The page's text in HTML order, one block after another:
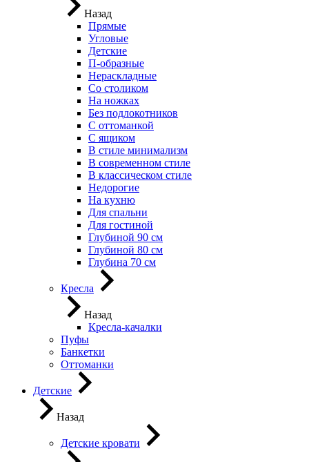
Назад
Прямые
Угловые
Детские
П-образные
Нераскладные
Со столиком
На ножках
Без подлокотников
С оттоманкой
С ящиком
В стиле минимализм
В современном стиле
В классическом стиле
Недорогие
На кухню
Для спальни
Для гостиной
Глубиной 90 см
Глубиной 80 см
Глубина 70 см
Кресла
Назад
Кресла-качалки
Пуфы
Банкетки
Оттоманки
Детские
Назад
Детские кровати